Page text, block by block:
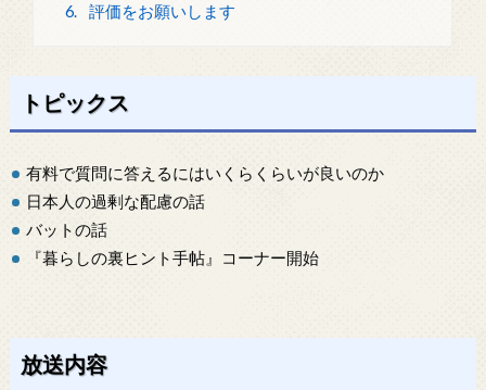
6. 評価をお願いします
トピックス
有料で質問に答えるにはいくらくらいが良いのか
日本人の過剰な配慮の話
バットの話
『暮らしの裏ヒント手帖』コーナー開始
放送内容